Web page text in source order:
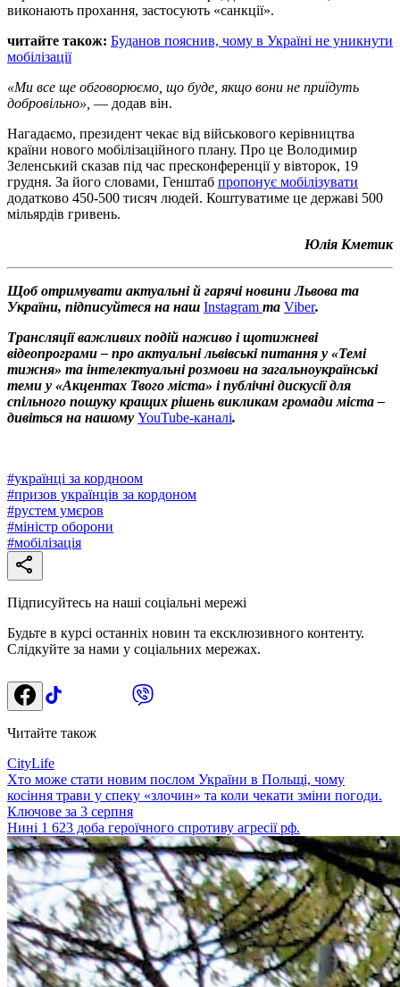
виконають прохання, застосують «санкції».
читайте також: Буданов пояснив, чому в Україні не уникнути
мобілізації
«Ми все ще обговорюємо, що буде, якщо вони не приїдуть
добровільно», — додав він.
Нагадаємо, президент чекає від військового керівництва
країни нового мобілізаційного плану. Про це Володимир
Зеленський сказав під час пресконференції у вівторок, 19
грудня. За його словами, Генштаб пропонує мобілізувати
додатково 450-500 тисяч людей. Коштуватиме це державі 500
мільярдів гривень.
Юлія Кметик
Щоб отримувати актуальні й гарячі новини Львова та
України, підписуйтеся на наш Instagram та Viber.
Трансляції важливих подій наживо і щотижневі
відеопрограми – про актуальні львівські питання у «Темі
тижня» та інтелектуальні розмови на загальноукраїнські
теми у «Акцентах Твого міста» і публічні дискусії для
спільного пошуку кращих рішень викликам громади міста –
дивіться на нашому YouTube-каналі.
#українці за кордноом
#призов українців за кордоном
#рустем умєров
#міністр оборони
#мобілізація
Підписуйтесь на наші соціальні мережі
Будьте в курсі останніх новин та ексклюзивного контенту.
Слідкуйте за нами у соціальних мережах.
Читайте також
CityLife
Хто може стати новим послом України в Польщі, чому
косіння трави у спеку «злочин» та коли чекати зміни погоди.
Ключове за 3 серпня
Нині 1 623 доба героїчного спротиву агресії рф.